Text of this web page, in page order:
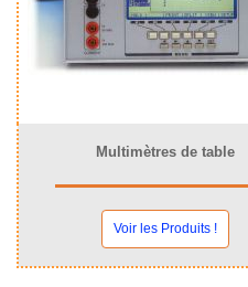
Multimètres de table
Voir les Produits !